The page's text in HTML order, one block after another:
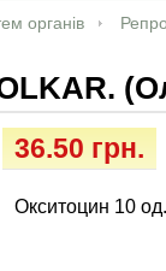
органів
36.50 грн.
Окситоцин 10